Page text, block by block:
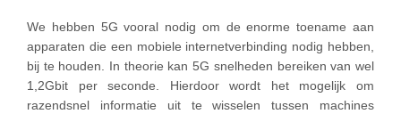
We hebben 5G vooral nodig om de enorme toename aan
apparaten die een mobiele internetverbinding nodig hebben,
bij te houden. In theorie kan 5G snelheden bereiken van wel
1,2Gbit per seconde. Hierdoor wordt het mogelijk om
razendsnel informatie uit te wisselen tussen machines